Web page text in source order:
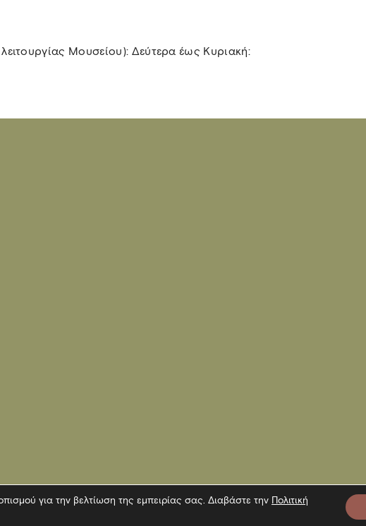
Μουσείου): Δεύτερα έως Κυριακή:
για την βελτίωση της εμπειρίας σας. Διαβάστε την Πολιτική